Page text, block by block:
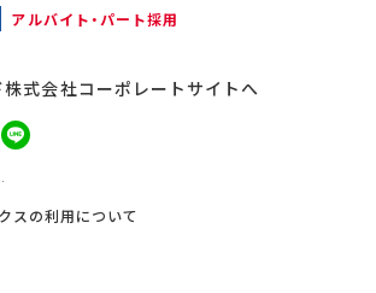
アルバイト・パート採用
株式会社コーポレートサイトへ
スの利用について